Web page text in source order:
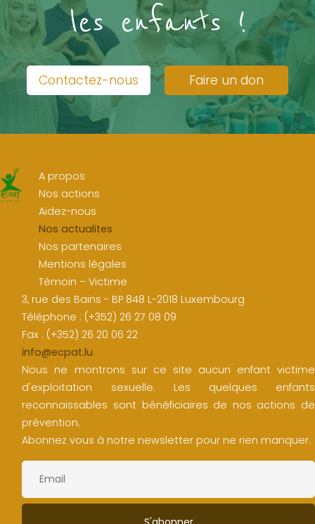
les enfants !
Contactez-nous Faire un don
A propos
Nos actions
Aidez-nous
Nos actualites
Nos partenaires
Mentions légales
Témoin – Victime
3, rue des Bains - BP 848 L-2018 Luxembourg
Téléphone : (+352) 26 27 08 09
Fax : (+352) 26 20 06 22
info@ecpat.lu
Nous ne montrons sur ce site aucun enfant victime
d'exploitation sexuelle. Les quelques enfants
reconnaissables sont bénéficiaires de nos actions de
prévention.
Abonnez vous à notre newsletter pour ne rien manquer.